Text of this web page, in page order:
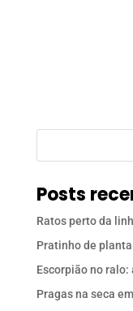
Posts
Ratos perto da
Pratinho de
Escorpião no
Pragas na seca